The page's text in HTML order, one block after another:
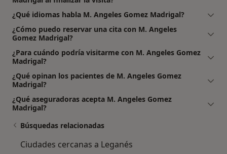
¿Qué idiomas habla M. Angeles Gomez Madrigal?
¿Cómo puedo reservar una cita con M. Angeles
Gomez Madrigal?
¿Para cuándo podría visitarme con M. Angeles Gomez
Madrigal?
¿Qué opinan los pacientes de M. Angeles Gomez
Madrigal?
¿Qué aseguradoras acepta M. Angeles Gomez
Madrigal?
Búsquedas relacionadas
Ciudades cercanas a Leganés